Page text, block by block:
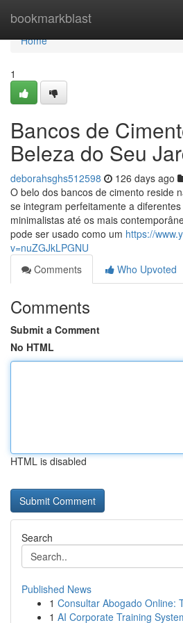
bookmarkblast
Home
Home
1
Bancos de
Beleza do Seu
deborahsghs512598 126 days ago
O belo dos bancos de cimento reside
se integram perfeitamente a
minimalistas até os mais
pode ser usado como um https://
v=nuZGJkLPGNU
Comments
Who Upvoted
Comments
Submit a Comment
No HTML
HTML is disabled
Search
Published News
1 Consultar Abogado Online:
1 AI Corporate Training